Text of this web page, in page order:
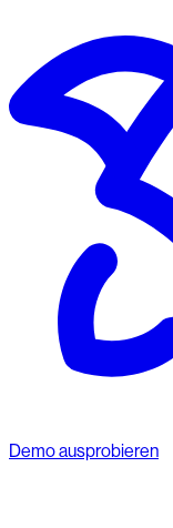
Demo ausprobieren